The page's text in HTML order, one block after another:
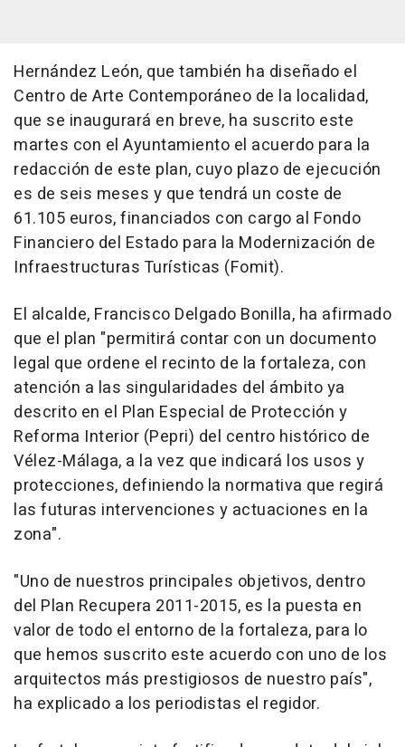
Hernández León, que también ha diseñado el
Centro de Arte Contemporáneo de la localidad,
que se inaugurará en breve, ha suscrito este
martes con el Ayuntamiento el acuerdo para la
redacción de este plan, cuyo plazo de ejecución
es de seis meses y que tendrá un coste de
61.105 euros, financiados con cargo al Fondo
Financiero del Estado para la Modernización de
Infraestructuras Turísticas (Fomit).
El alcalde, Francisco Delgado Bonilla, ha afirmado
que el plan "permitirá contar con un documento
legal que ordene el recinto de la fortaleza, con
atención a las singularidades del ámbito ya
descrito en el Plan Especial de Protección y
Reforma Interior (Pepri) del centro histórico de
Vélez-Málaga, a la vez que indicará los usos y
protecciones, definiendo la normativa que regirá
las futuras intervenciones y actuaciones en la
zona".
"Uno de nuestros principales objetivos, dentro
del Plan Recupera 2011-2015, es la puesta en
valor de todo el entorno de la fortaleza, para lo
que hemos suscrito este acuerdo con uno de los
arquitectos más prestigiosos de nuestro país",
ha explicado a los periodistas el regidor.